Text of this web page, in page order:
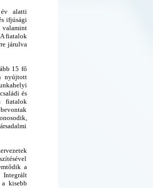
alatti
ifjúsági
valamint
fiatalok
járulva
15 fő
nyújtott
és
fiatalok
a
Integrált
kisebb